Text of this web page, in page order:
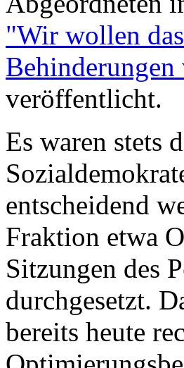
"Wir wollen
veröffentlicht.
Es waren stets
entscheidend
Fraktion etwa
Sitzungen des
durchgesetzt.
bereits heute